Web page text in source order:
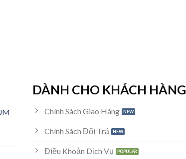
DÀNH CHO KHÁCH HÀNG
Chính Sách Giao Hàng
Chính Sách Đổi Trả
Điều Khoản Dịch Vụ